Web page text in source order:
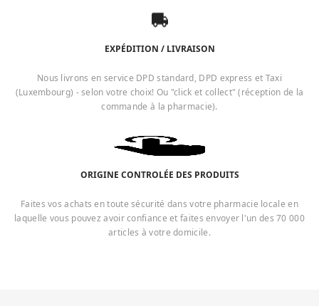
EXPÉDITION / LIVRAISON
Nous livrons en service DPD standard, DPD express et Taxi
(Luxembourg) - selon votre choix! Ou "click et collect" (réception de la
commande à la pharmacie).
ORIGINE CONTROLÉE DES PRODUITS
Faites vos achats en toute sécurité dans votre pharmacie locale en
laquelle vous pouvez avoir confiance et faites envoyer l'un des 70 000
articles à votre domicile.